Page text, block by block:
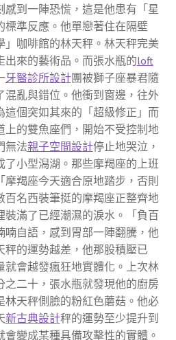
到一陣恐慌，這是他患有「星
標準反應。他單戀著住在隔壁
」咖啡館的林天秤。林天秤完美
出來的藝術品。而張水瓶的loft
牙醫診所設計團被獅子座暴君隨
混亂與錯位。他衝到窗邊，往外
這個突如其來的「超級修正」而
上的雙魚座們，開始不受控制地
無法親子空間設計停止地哭泣，
了小型潟湖。那些摩羯座的上班
羯座今天適合原地踏步，否則
百名西裝筆挺的摩羯座正整齊地
裝滿了已經潮濕的淚水。「負百
喃自語，感到胃部一陣翻騰，他
秤的運勢越差，他那股積壓已
就會越發瘋狂地實體化。上次林
之二十，張水瓶就發現他的廚房
林天秤側臉的粉紅色蘑菇。他必
新古典設計秤的運勢至少提升到
變成某種具備攻擊性的實體。